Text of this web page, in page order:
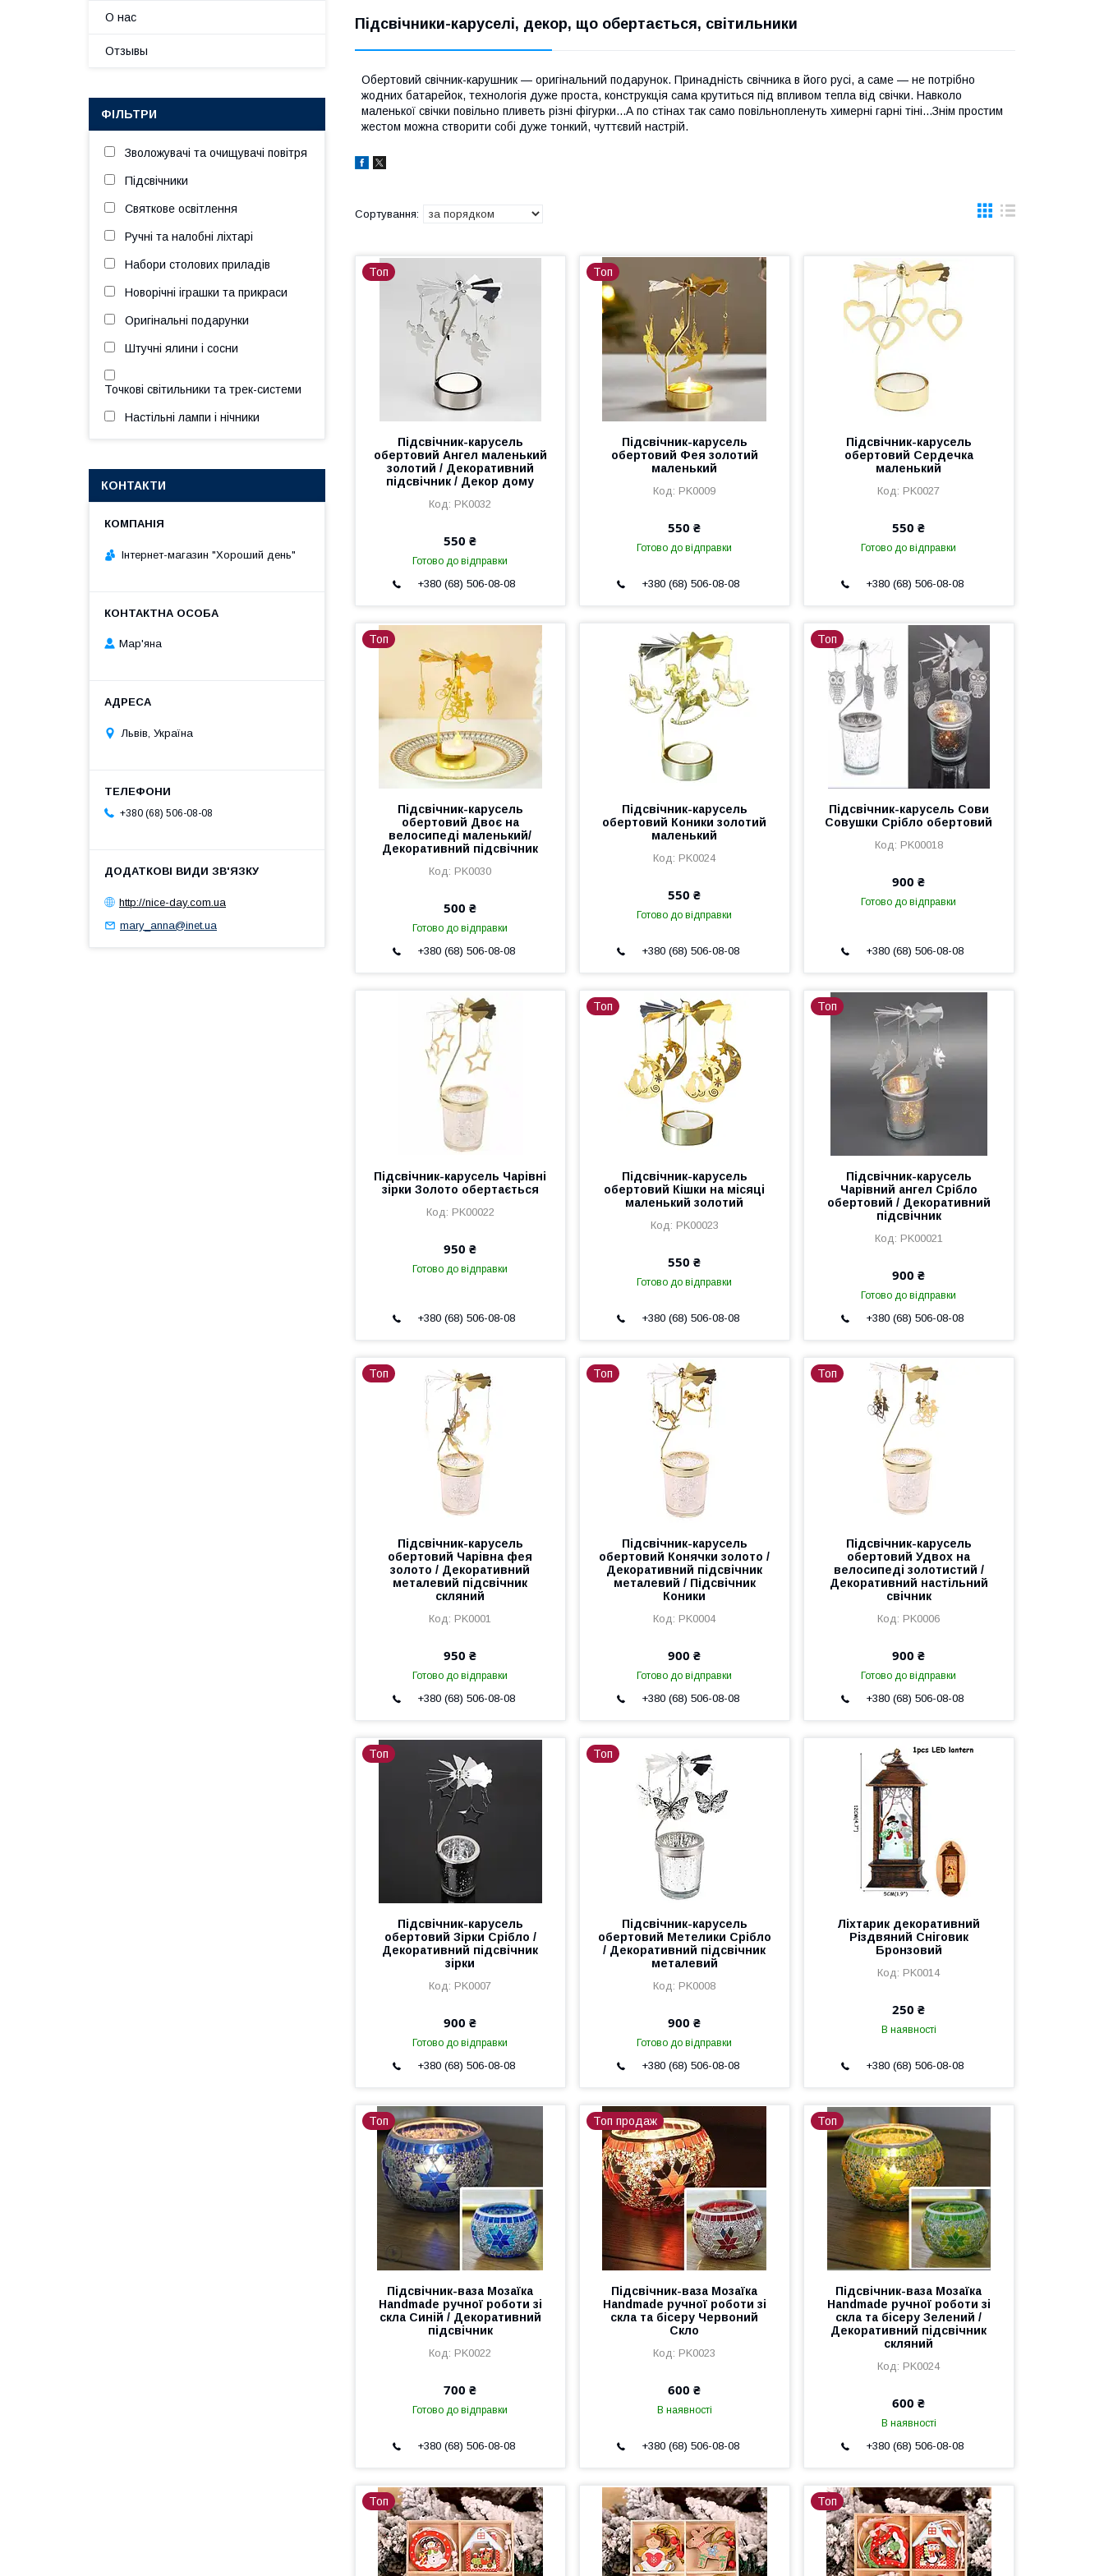
Підсвічники-каруселі, декор, що обертається, світильники
Обертовий свічник-карушник — оригінальний подарунок. Принадність свічника в його русі, а саме — не потрібно
жодних батарейок, технологія дуже проста, конструкція сама крутиться під впливом тепла від свічки. Навколо
маленької свічки повільно пливеть різні фігурки...А по стінах так само повільнопленуть химерні гарні тіні...Знім простим
жестом можна створити собі дуже тонкий, чуттєвий настрій.
Топ
Підсвічник-карусель
обертовий Ангел маленький
золотий / Декоративний
підсвічник / Декор дому
PK0032
550 ₴
Готово до відправки
+380 (68) 506-08-08
Топ
Підсвічник-карусель
обертовий Фея золотий
маленький
PK0009
550 ₴
Готово до відправки
+380 (68) 506-08-08
Підсвічник-карусель
обертовий Сердечка
маленький
PK0027
550 ₴
Готово до відправки
+380 (68) 506-08-08
Топ
Підсвічник-карусель
обертовий Двоє на
велосипеді маленький/
Декоративний підсвічник
PK0030
500 ₴
Готово до відправки
+380 (68) 506-08-08
Підсвічник-карусель
обертовий Коники золотий
маленький
PK0024
550 ₴
Готово до відправки
+380 (68) 506-08-08
Топ
Підсвічник-карусель Сови
Совушки Срібло обертовий
PK00018
900 ₴
Готово до відправки
+380 (68) 506-08-08
Підсвічник-карусель Чарівні
зірки Золото обертається
PK00022
950 ₴
Готово до відправки
+380 (68) 506-08-08
Топ
Підсвічник-карусель
обертовий Кішки на місяці
маленький золотий
PK00023
550 ₴
Готово до відправки
+380 (68) 506-08-08
Топ
Підсвічник-карусель
Чарівний ангел Срібло
обертовий / Декоративний
підсвічник
PK00021
900 ₴
Готово до відправки
+380 (68) 506-08-08
Топ
Підсвічник-карусель
обертовий Чарівна фея
золото / Декоративний
металевий підсвічник
скляний
PK0001
950 ₴
Готово до відправки
+380 (68) 506-08-08
Топ
Підсвічник-карусель
обертовий Конячки золото /
Декоративний підсвічник
металевий / Підсвічник
Коники
PK0004
900 ₴
Готово до відправки
+380 (68) 506-08-08
Топ
Підсвічник-карусель
обертовий Удвох на
велосипеді золотистий /
Декоративний настільний
свічник
PK0006
900 ₴
Готово до відправки
+380 (68) 506-08-08
Топ
Підсвічник-карусель
обертовий Зірки Срібло /
Декоративний підсвічник
зірки
PK0007
900 ₴
Готово до відправки
+380 (68) 506-08-08
Топ
Підсвічник-карусель
обертовий Метелики Срібло
/ Декоративний підсвічник
металевий
PK0008
900 ₴
Готово до відправки
+380 (68) 506-08-08
Ліхтарик декоративний
Різдвяний Сніговик
Бронзовий
PK0014
250 ₴
В наявності
+380 (68) 506-08-08
Топ
Підсвічник-ваза Мозаїка
Handmade ручної роботи зі
скла Синій / Декоративний
підсвічник
PK0022
700 ₴
Готово до відправки
+380 (68) 506-08-08
Топ продаж
Підсвічник-ваза Мозаїка
Handmade ручної роботи зі
скла та бісеру Червоний
Скло
PK0023
600 ₴
В наявності
+380 (68) 506-08-08
Топ
Підсвічник-ваза Мозаїка
Handmade ручної роботи зі
скла та бісеру Зелений /
Декоративний підсвічник
скляний
PK0024
600 ₴
В наявності
+380 (68) 506-08-08
Топ Топ
О нас
Отзывы
ФІЛЬТРИ
Зволожувачі та очищувачі повітря
Підсвічники
Святкове освітлення
Ручні та налобні ліхтарі
Набори столових приладів
Новорічні іграшки та прикраси
Оригінальні подарунки
Штучні ялини і сосни
Точкові світильники та трек-системи
Настільні лампи і нічники
КОНТАКТИ
Інтернет-магазин "Хороший день"
Мар'яна
Львів, Україна
+380 (68) 506-08-08
http://nice-day.com.ua
mary_anna@inet.ua